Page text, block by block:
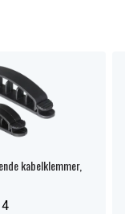
kabelklemmer,
4